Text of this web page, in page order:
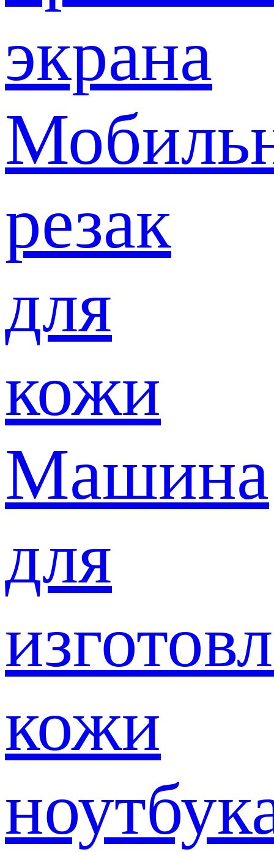
экрана
резак
для
кожи
Машина
для
кожи